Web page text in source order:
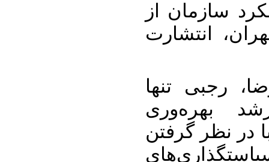
سازمان از
انتشارت
رجبی تنها
بهره‌وری
در نظر گرفتن